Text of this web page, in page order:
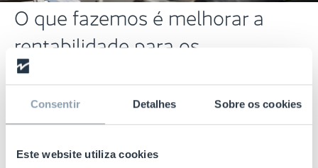
Consentir Detalhes Sobre os cookies
Este website utiliza cookies
O que fazemos é melhorar a
rentabilidade para os
revendedores
Os nossos especialistas de Etiquetagem na
Origem arregaçam as mangas e trabalham
lado a lado com os clientes. Seja na loja com